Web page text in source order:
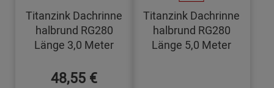
Titanzink Dachrinne
halbrund RG280
Länge 3,0 Meter
48,55 €
Titanzink Dachrinne
halbrund RG280
Länge 5,0 Meter